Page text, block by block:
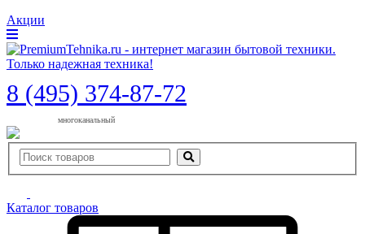
Акции
8 (495) 374-87-72
многоканальный
Каталог товаров